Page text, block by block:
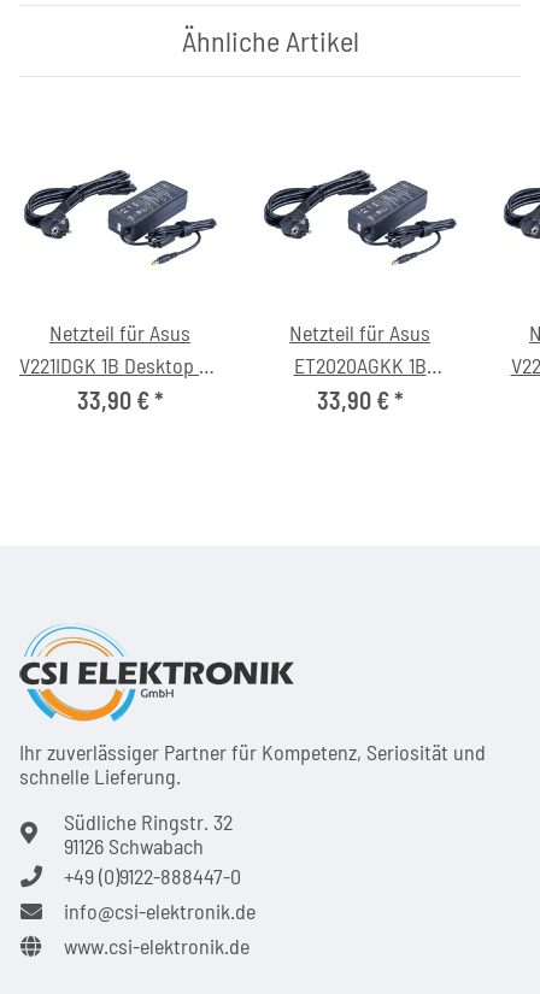
Ähnliche Artikel
Netzteil für Asus
V221IDGK 1B Desktop PC
(19V/4.75A, 5.5/2.5mm,
33,90 €*
Netzteil für Asus
ET2020AGKK 1B
Desktop PC (19V/4.75A,
33,90 €*
Ihr zuver­läs­siger Partner für Kom­pe­tenz, Seri­osi­tät und
schnel­le Lie­ferung.
Südliche Ringstr. 32
91126 Schwabach
+49 (0)9122-888447-0
info@csi-elektronik.de
www.csi-elektronik.de